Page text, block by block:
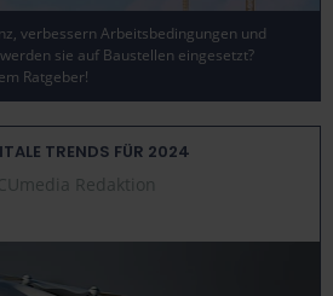
verbessern Arbeitsbedingungen und
sie auf Baustellen eingesetzt?
Ratgeber!
TRENDS FÜR 2024
Redaktion